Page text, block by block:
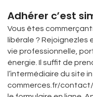
Adhérer c’est
Vous êtes
libérale ?
vie professionnelle,
énergie. Il suffit de
l’intermédiaire du site
commerces.fr/